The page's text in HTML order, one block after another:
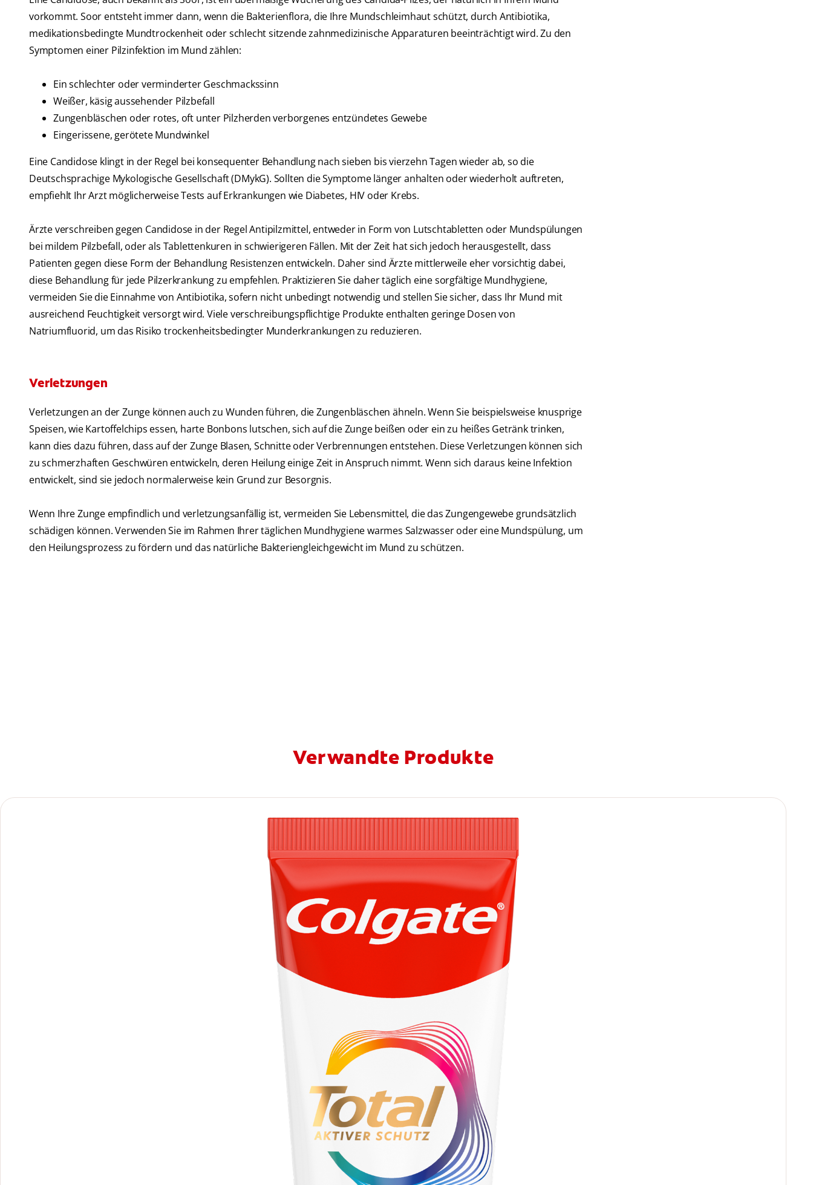
vorkommt. Soor entsteht immer dann, wenn die Bakterienflora, die Ihre Mundschleimhaut schützt, durch Antibiotika,
medikationsbedingte Mundtrockenheit oder schlecht sitzende zahnmedizinische Apparaturen beeinträchtigt wird. Zu den
Symptomen einer Pilzinfektion im Mund zählen:
Ein schlechter oder verminderter Geschmackssinn
Weißer, käsig aussehender Pilzbefall
Zungenbläschen oder rotes, oft unter Pilzherden verborgenes entzündetes Gewebe
Eingerissene, gerötete Mundwinkel
Eine Candidose klingt in der Regel bei konsequenter Behandlung nach sieben bis vierzehn Tagen wieder ab, so die
Deutschsprachige Mykologische Gesellschaft (DMykG). Sollten die Symptome länger anhalten oder wiederholt auftreten,
empfiehlt Ihr Arzt möglicherweise Tests auf Erkrankungen wie Diabetes, HIV oder Krebs.
Ärzte verschreiben gegen Candidose in der Regel Antipilzmittel, entweder in Form von Lutschtabletten oder Mundspülungen
bei mildem Pilzbefall, oder als Tablettenkuren in schwierigeren Fällen. Mit der Zeit hat sich jedoch herausgestellt, dass
Patienten gegen diese Form der Behandlung Resistenzen entwickeln. Daher sind Ärzte mittlerweile eher vorsichtig dabei,
diese Behandlung für jede Pilzerkrankung zu empfehlen. Praktizieren Sie daher täglich eine sorgfältige Mundhygiene,
vermeiden Sie die Einnahme von Antibiotika, sofern nicht unbedingt notwendig und stellen Sie sicher, dass Ihr Mund mit
ausreichend Feuchtigkeit versorgt wird. Viele verschreibungspflichtige Produkte enthalten geringe Dosen von
Natriumfluorid, um das Risiko trockenheitsbedingter Munderkrankungen zu reduzieren.
Verletzungen
Verletzungen an der Zunge können auch zu Wunden führen, die Zungenbläschen ähneln. Wenn Sie beispielsweise knusprige
Speisen, wie Kartoffelchips essen, harte Bonbons lutschen, sich auf die Zunge beißen oder ein zu heißes Getränk trinken,
kann dies dazu führen, dass auf der Zunge Blasen, Schnitte oder Verbrennungen entstehen. Diese Verletzungen können sich
zu schmerzhaften Geschwüren entwickeln, deren Heilung einige Zeit in Anspruch nimmt. Wenn sich daraus keine Infektion
entwickelt, sind sie jedoch normalerweise kein Grund zur Besorgnis.
Wenn Ihre Zunge empfindlich und verletzungsanfällig ist, vermeiden Sie Lebensmittel, die das Zungengewebe grundsätzlich
schädigen können. Verwenden Sie im Rahmen Ihrer täglichen Mundhygiene warmes Salzwasser oder eine Mundspülung, um
den Heilungsprozess zu fördern und das natürliche Bakteriengleichgewicht im Mund zu schützen.
Verwandte Produkte